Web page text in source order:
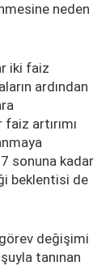
neden
iki faiz
ardından
artırımı
sonuna kadar
beklentisi de
değişimi
tanınan